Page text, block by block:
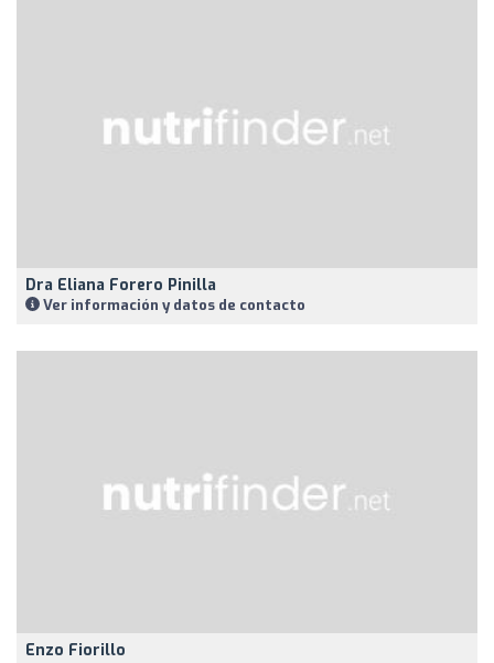
Dra Eliana Forero Pinilla
Ver información y datos de contacto
Enzo Fiorillo